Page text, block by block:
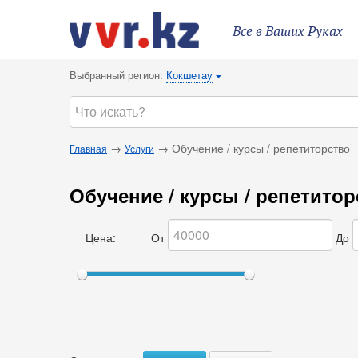
Все в Ваших Руках
Выбранный регион: Кокшетау {
Главная → Услуги → Обучение / курсы / репетиторство
Обучение / курсы /
Цена: От До